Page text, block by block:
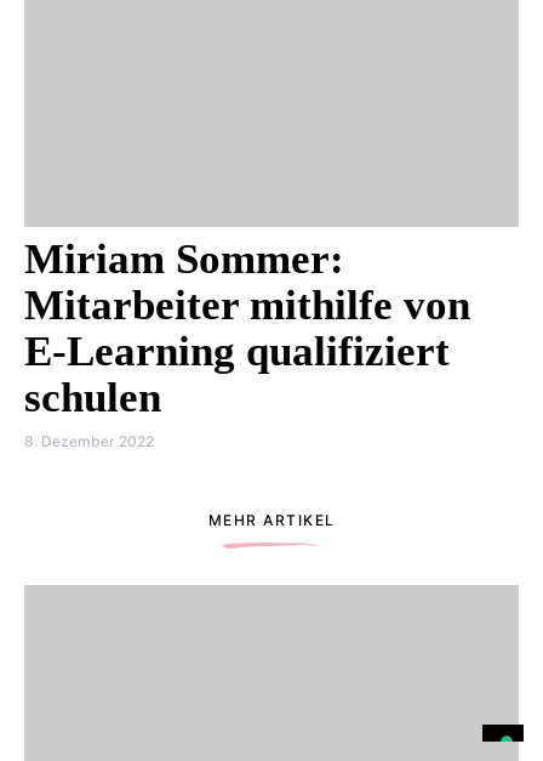
Miriam Sommer:
Mitarbeiter mithilfe von
E-Learning qualifiziert
schulen
8. Dezember 2022
MEHR ARTIKEL